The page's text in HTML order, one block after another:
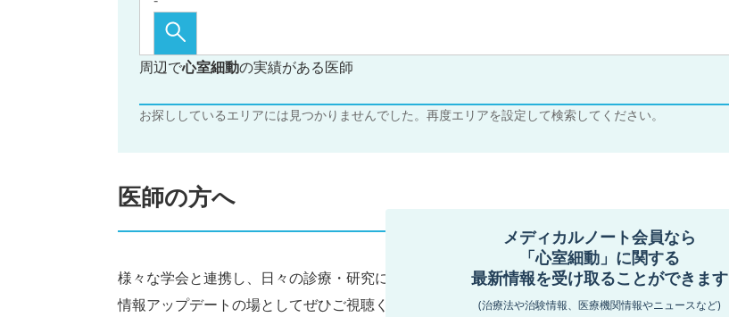
メディカルノート会員なら
「心室細動」に関する
最新情報を受け取ることができます
(治療法や治験情報、医療機関情報やニュースなど)
周辺で心室細動の実績がある医師
お探ししているエリアには見つかりませんでした。再度エリアを設定して検索してください。
医師の方へ
様々な学会と連携し、日々の診療・研究に役立つ医師向けウェビナーを定期配信しています。
情報アップデートの場としてぜひご視聴ください。